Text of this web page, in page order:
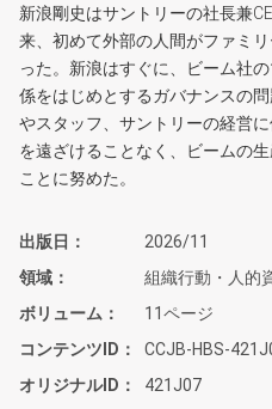
新浪剛史はサントリーの社長兼
来、初めて外部の人間がファミ
った。新浪はすぐに、ビーム社
係をはじめとするガバナンスの
やスタッフ、サントリーの経営
を遠ざけることなく、ビームの
ことに努めた。
出版日
2026/11
領域
組織行動・人的
ボリューム
11ページ
コンテンツID
CCJB-HBS-
オリジナルID
421J07